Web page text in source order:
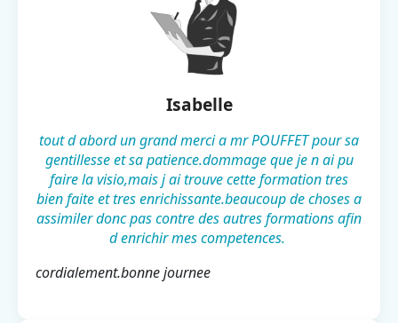
Isabelle
tout d abord un grand merci a mr POUFFET pour sa
gentillesse et sa patience.dommage que je n ai pu
faire la visio,mais j ai trouve cette formation tres
bien faite et tres enrichissante.beaucoup de choses a
assimiler donc pas contre des autres formations afin
d enrichir mes competences.
cordialement.bonne journee